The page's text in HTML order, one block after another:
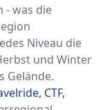
- was die
Niveau die
und Winter
Gelände.
CTF,